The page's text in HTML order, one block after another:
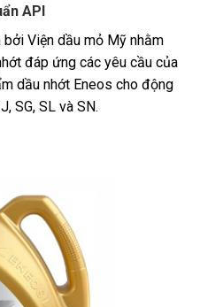
API
Viện dầu mỏ Mỹ nhằm
đáp ứng các yêu cầu của
dầu nhớt Eneos cho động
SG, SL và SN.